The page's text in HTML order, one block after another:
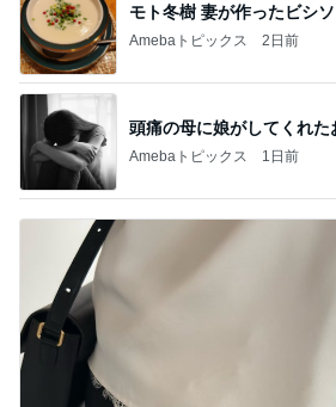
モト冬樹 妻が作ったビシ
Amebaトピックス 2日前
頭痛の母に娘がしてくれた
Amebaトピックス 1日前